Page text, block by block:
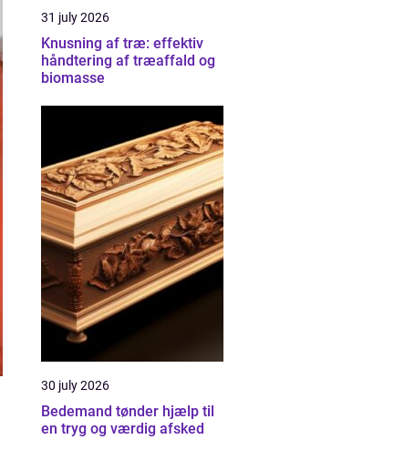
31 july 2026
Knusning af træ: effektiv
håndtering af træaffald og
biomasse
30 july 2026
Bedemand tønder hjælp til
en tryg og værdig afsked